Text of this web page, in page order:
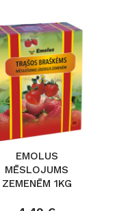
EMOLUS
MĒSLOJUMS
ZEMENĒM 1KG